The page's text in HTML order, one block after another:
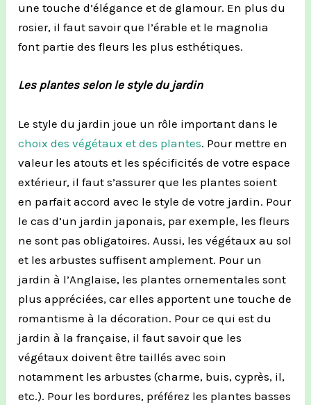
une touche d’élégance et de glamour. En plus du
rosier, il faut savoir que l’érable et le magnolia
font partie des fleurs les plus esthétiques.
Les plantes selon le style du jardin
Le style du jardin joue un rôle important dans le
choix des végétaux et des plantes. Pour mettre en
valeur les atouts et les spécificités de votre espace
extérieur, il faut s’assurer que les plantes soient
en parfait accord avec le style de votre jardin. Pour
le cas d’un jardin japonais, par exemple, les fleurs
ne sont pas obligatoires. Aussi, les végétaux au sol
et les arbustes suffisent amplement. Pour un
jardin à l’Anglaise, les plantes ornementales sont
plus appréciées, car elles apportent une touche de
romantisme à la décoration. Pour ce qui est du
jardin à la française, il faut savoir que les
végétaux doivent être taillés avec soin
notamment les arbustes (charme, buis, cyprès, il,
etc.). Pour les bordures, préférez les plantes basses